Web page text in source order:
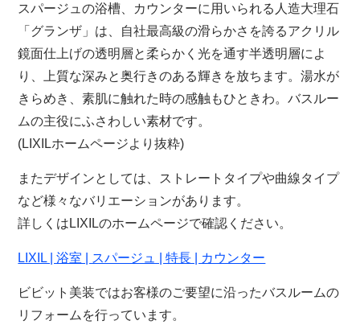
スパージュの浴槽、カウンターに用いられる人造大理石
「グランザ」は、自社最高級の滑らかさを誇るアクリル
鏡面仕上げの透明層と柔らかく光を通す半透明層によ
り、上質な深みと奥行きのある輝きを放ちます。湯水が
きらめき、素肌に触れた時の感触もひときわ。バスルー
ムの主役にふさわしい素材です。
(LIXILホームページより抜粋)
またデザインとしては、ストレートタイプや曲線タイプ
など様々なバリエーションがあります。
詳しくはLIXILのホームページで確認ください。
LIXIL | 浴室 | スパージュ | 特長 | カウンター
ビビット美装ではお客様のご要望に沿ったバスルームの
リフォームを行っています。